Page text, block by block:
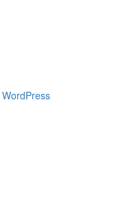
WordPress